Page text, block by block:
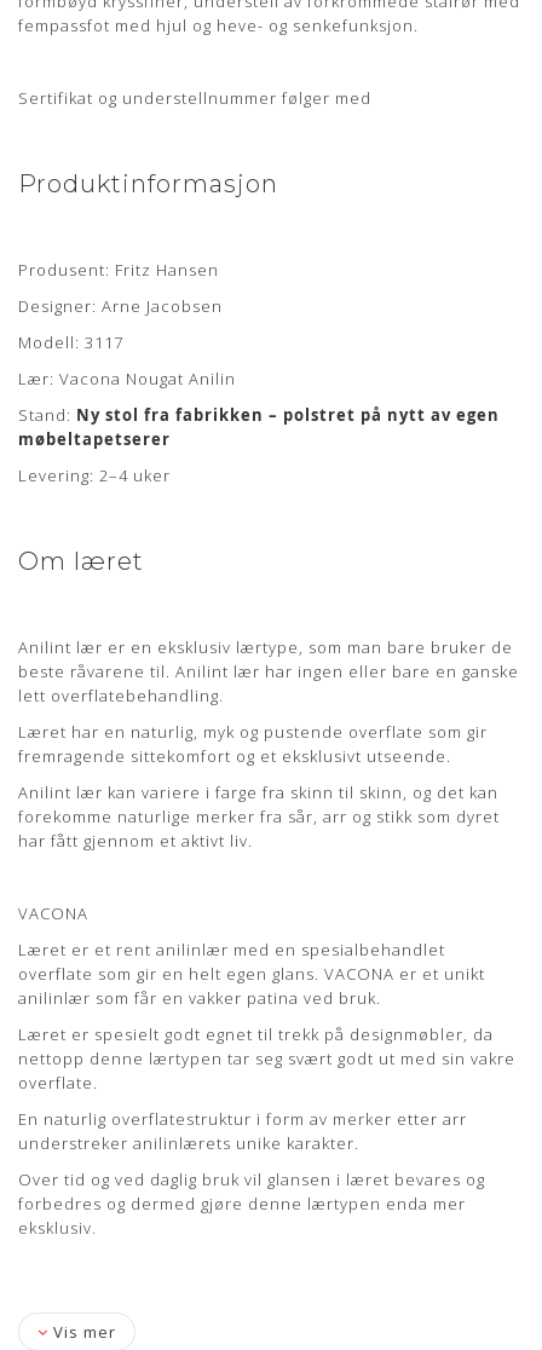
Læder: Vacona Nougat Anilin
mere her
Anilin læder er en eksklusiv lædertype, hvor råvarer fra kun
ingen eller kun en ganske let overfladebehandling.
Læderet har en naturlig rå, blød og åndbar overflade som
bidrager til en fremragende siddekomfort samt det
eksklusive udseende.
Anilin læder kan variere i farve fra skind til skind og der kan
forekomme naturlige mærker fra sår, ar og stikmærker, som
dyret har fået gennem sit aktive liv.
Læderet er en ren anilin læder med en specialbehandlet
Læderet er særligt velegnet til polstring af design møbler da
netop denne lædertype, gør sig yderst bemærket med sin
En naturlig overfladestruktur i form af mærker fra ar
understreger anilin læderets unikke karakter. Med tiden og
gennem daglig brug, vil læderets glans bevares og forbedres
og gør dermed lædertypen endnu mere eksklusiv.
Lædertykkelse: 1-1,2 mm.
fempassfot med hjul og heve- og senkefunksjon.
Sertifikat og understellnummer følger med
Produktinformasjon
Produsent: Fritz Hansen
Designer: Arne Jacobsen
Modell: 3117
Lær: Vacona Nougat Anilin
Stand: Ny stol fra fabrikken – polstret på nytt av egen
møbeltapetserer
Levering: 2–4 uker
Om læret
Anilint lær er en eksklusiv lærtype, som man bare bruker de
beste råvarene til. Anilint lær har ingen eller bare en ganske
lett overflatebehandling.
Læret har en naturlig, myk og pustende overflate som gir
fremragende sittekomfort og et eksklusivt utseende.
Anilint lær kan variere i farge fra skinn til skinn, og det kan
forekomme naturlige merker fra sår, arr og stikk som dyret
har fått gjennom et aktivt liv.
VACONA
Læret er et rent anilinlær med en spesialbehandlet
overflate som gir en helt egen glans. VACONA er et unikt
anilinlær som får en vakker patina ved bruk.
Læret er spesielt godt egnet til trekk på designmøbler, da
nettopp denne lærtypen tar seg svært godt ut med sin vakre
overflate.
En naturlig overflatestruktur i form av merker etter arr
understreker anilinlærets unike karakter.
Over tid og ved daglig bruk vil glansen i læret bevares og
forbedres og dermed gjøre denne lærtypen enda mer
eksklusiv.
Vis mer